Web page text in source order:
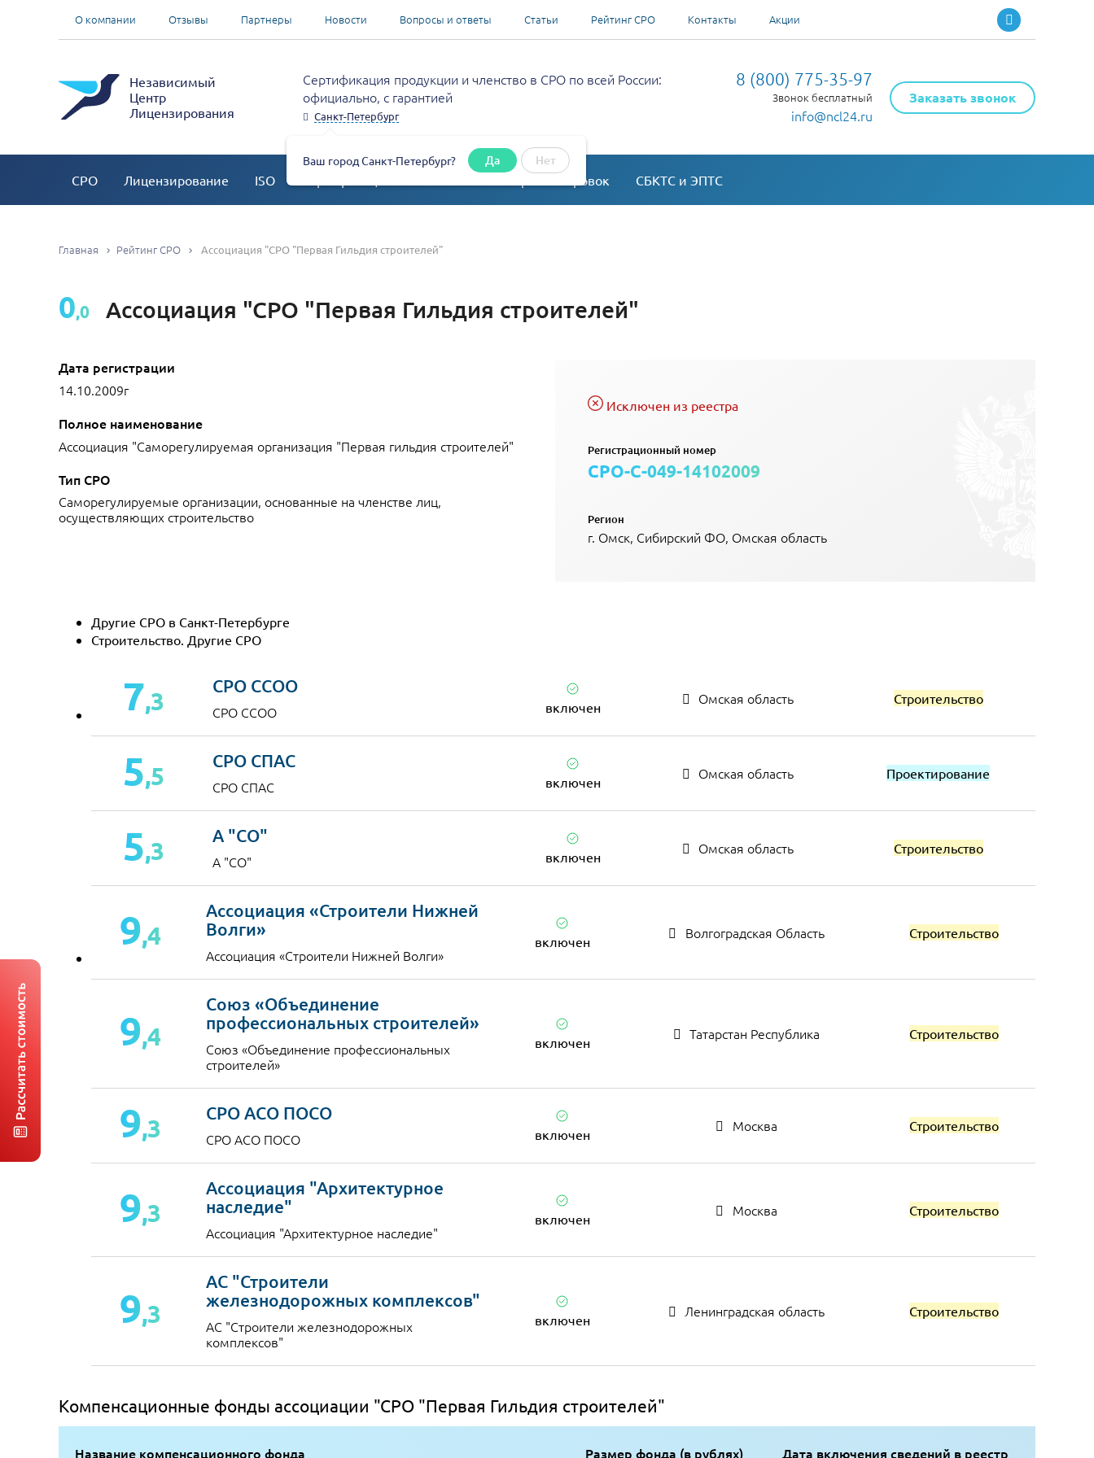
О компании Отзывы Партнеры Новости Вопросы и ответы Статьи Рейтинг СРО Контакты Акции
Независимый
Центр
Лицензирования
Сертификация продукции и членство в СРО по всей России:
официально, с гарантией
Санкт-Петербург
Ваш город Санкт-Петербург? Да Нет
8 (800) 775-35-97
Звонок бесплатный
info@ncl24.ru
Заказать звонок
СРО Лицензирование ISO Согласование перепланировок СБКТС и ЭПТС
Главная Рейтинг СРО Ассоциация "СРО "Первая Гильдия строителей"
0,0 Ассоциация "СРО "Первая Гильдия строителей"
Дата регистрации
14.10.2009г
Полное наименование
Ассоциация "Саморегулируемая организация "Первая гильдия строителей"
Тип СРО
Саморегулируемые организации, основанные на членстве лиц,
осуществляющих строительство
Исключен из реестра
Регистрационный номер
СРО-С-049-14102009
Регион
г. Омск, Сибирский ФО, Омская область
Другие СРО в Санкт-Петербурге
Строительство. Другие СРО
7,3
СРО ССОО
СРО ССОО включен Омская область Строительство
5,5
СРО СПАС
СРО СПАС включен Омская область Проектирование
5,3
А "СО"
А "СО" включен Омская область Строительство
9,4
Ассоциация «Строители Нижней
Волги»
Ассоциация «Строители Нижней Волги»
включен Волгоградская Область Строительство
9,4
Союз «Объединение
профессиональных строителей»
Союз «Объединение профессиональных
строителей»
включен Татарстан Республика Строительство
9,3
СРО АСО ПОСО
СРО АСО ПОСО включен Москва Строительство
9,3
Ассоциация "Архитектурное
наследие"
Ассоциация "Архитектурное наследие"
включен Москва Строительство
9,3
АС "Строители
железнодорожных комплексов"
АС "Строители железнодорожных
комплексов"
включен Ленинградская область Строительство
Компенсационные фонды ассоциации "СРО "Первая Гильдия строителей"
Название компенсационного фонда Размер фонда (в рублях) Дата включения сведений в реестр